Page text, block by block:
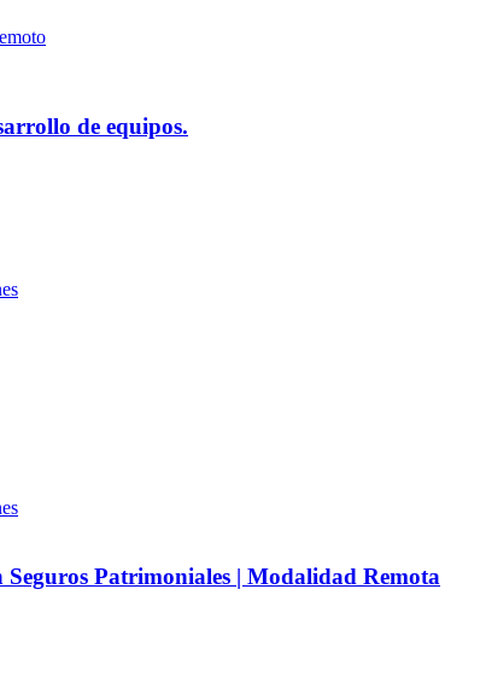
de equipos.
Patrimoniales | Modalidad Remota